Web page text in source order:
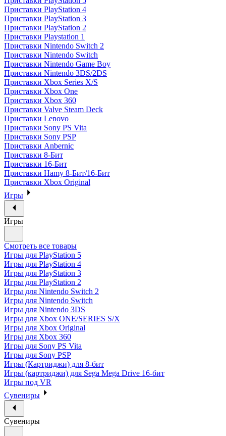
Приставки PlayStation 4
Приставки PlayStation 3
Приставки PlayStation 2
Приставки Playstation 1
Приставки Nintendo Switch 2
Приставки Nintendo Switch
Приставки Nintendo Game Boy
Приставки Nintendo 3DS/2DS
Приставки Xbox Series X/S
Приставки Xbox One
Приставки Xbox 360
Приставки Valve Steam Deck
Приставки Lenovo
Приставки Sony PS Vita
Приставки Sony PSP
Приставки Anbernic
Приставки 8-Бит
Приставки 16-Бит
Приставки Hamy 8-Бит/16-Бит
Приставки Xbox Original
Игры
Игры
Смотреть все товары
Игры для PlayStation 5
Игры для PlayStation 4
Игры для PlayStation 3
Игры для PlayStation 2
Игры для Nintendo Switch 2
Игры для Nintendo Switch
Игры для Nintendo 3DS
Игры для Xbox ONE/SERIES S/X
Игры для Xbox Original
Игры для Xbox 360
Игры для Sony PS Vita
Игры для Sony PSP
Игры (Картриджи) для 8-бит
Игры (картриджи) для Sega Mega Drive 16-бит
Игры под VR
Сувениры
Сувениры